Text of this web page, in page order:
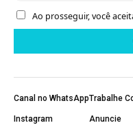
Ao prosseguir, você
Canal no WhatsApp
Instagram
Trabalhe
Anuncie